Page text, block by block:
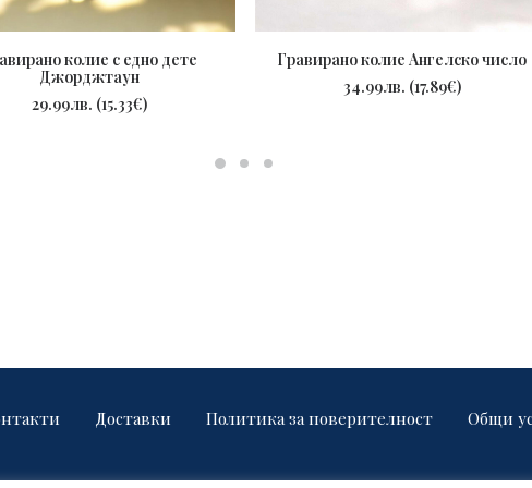
ПОРЪЧАЙ
колие с едно дете
Джорджтаун
29.99лв. (15.33€)
Гравирано колие Ангелско число
34.99лв. (17.89€)
Доставки Политика за поверителност Общи